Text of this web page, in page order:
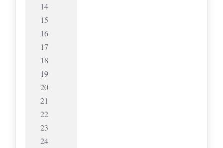
14
15
16
17
18
19
20
21
22
23
24